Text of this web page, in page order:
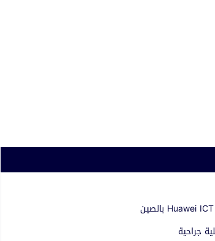
جراحية